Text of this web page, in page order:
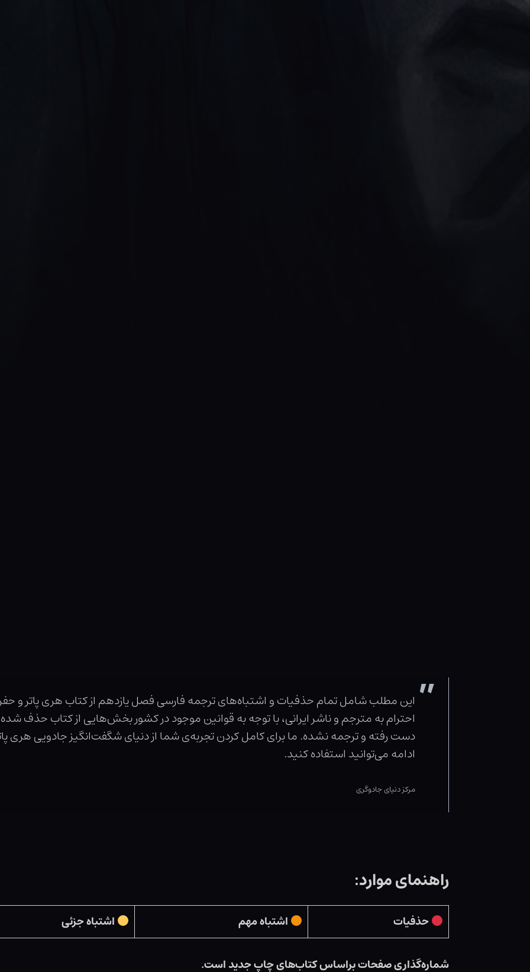
این مطلب شامل تمام حذفیات و اشتباه‌های ترجمه فارسی فصل یازدهم از کتاب هری پاتر و
احترام به مترجم و ناشر ایرانی، با توجه به قوانین موجود در کشور بخش‌هایی از کتاب حذف
دست رفته و ترجمه نشده. ما برای کامل کردن تجربه‌ی شما از دنیای شگفت‌انگیز جادویی هری
ادامه می‌توانید استفاده کنید.
مرکز دنیای جادوگری
راهنمای موارد:
حذفیات اشتباه مهم اشتباه جزئی
شماره‌گذاری صفحات براساس کتاب‌های چاپ جدید است.